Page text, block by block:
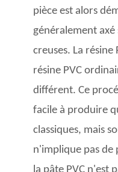
pièce est alors
généralement
creuses. La résine
résine PVC
différent. Ce
facile à produire
classiques, mais
n'implique pas de